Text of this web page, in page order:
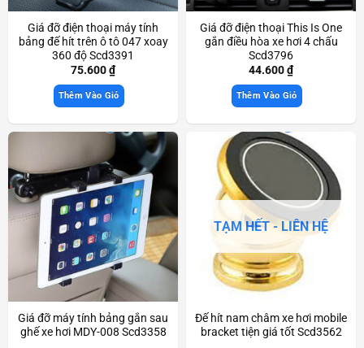
Giá đỡ điện thoại máy tính
bảng đế hít trên ô tô 047 xoay
360 độ Scd3391
75.600₫
Thêm Vào Giỏ
Giá đỡ điện thoại This Is One
gắn điều hòa xe hơi 4 chấu
Scd3796
44.600₫
Thêm Vào Giỏ
Giá đỡ máy tính bảng gắn sau
ghế xe hơi MDY-008 Scd3358
TẠM HẾT - LIÊN HỆ
Đế hít nam châm xe hơi mobile
bracket tiện giá tốt Scd3562